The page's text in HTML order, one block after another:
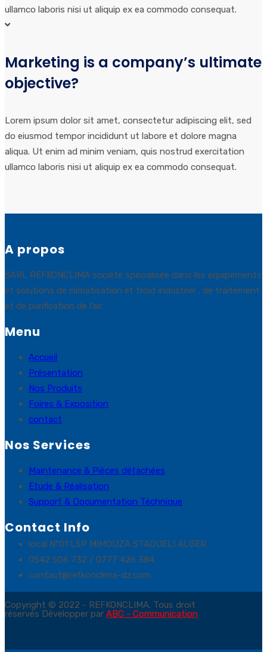
ullamco laboris nisi ut aliquip ex ea commodo consequat.
Marketing is a company’s ultimate
objective?
Lorem ipsum dolor sit amet, consectetur adipiscing elit, sed
do eiusmod tempor incididunt ut labore et dolore magna
aliqua. Ut enim ad minim veniam, quis nostrud exercitation
ullamco laboris nisi ut aliquip ex ea commodo consequat.
A propos
SARL REFKONCLIMA société spécialisée dans les équipements
et solutions de climatisation et froid industriel , de traitement
et de purification de l’air.
Menu
Accueil
Présentation
Nos Produits
Foires & Exposition
contact
Nos Services
Maintenance & Pièces détachées
Etude & Réalisation
Support & Documentation Téchnique
Contact Info
local N°01 LSP MIMOUZA STAOUELI ALGER
0542 506 732 / 0777 426 384
contact@refkonclima-dz.com
Copyright © 2022 - REFKONCLIMA. Tous droit
réservés Développer par ABC - Communication